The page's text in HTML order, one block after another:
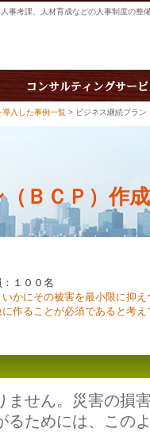
事考課、人材育成などの人事制度の整
導入した事例一覧 > ビジネス継続プラン
ＢＣＰ）作
１００名
かにその被害を最小限に抑
作ることが必須であると考え
ません。災害の損
るためには、この